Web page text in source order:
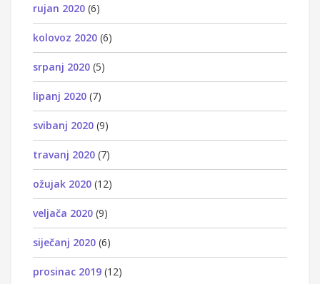
rujan 2020 (6)
kolovoz 2020 (6)
srpanj 2020 (5)
lipanj 2020 (7)
svibanj 2020 (9)
travanj 2020 (7)
ožujak 2020 (12)
veljača 2020 (9)
siječanj 2020 (6)
prosinac 2019 (12)